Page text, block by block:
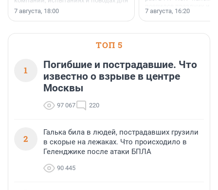
осторожного оптимизма.
7 августа, 18:00
поменялась роль
7 августа, 16:20
ТОП 5
1
Погибшие и пострадавшие. Что
известно о взрыве в центре
Москвы
97 067 220
2
Галька била в людей, пострадавших грузили
в скорые на лежаках. Что происходило в
Геленджике после атаки БПЛА
90 445